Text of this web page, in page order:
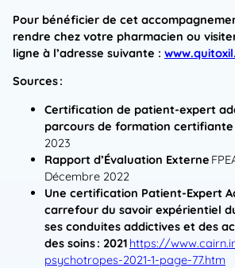
Pour bénéficier de cet
rendre chez votre pharmacien ou
ligne à l’adresse suivante :
Sources :
Certification de patient-expert
parcours de formation certifiante
2023
Rapport d’Évaluation Externe
Décembre 2022
Une certification Patient-Expert
carrefour du savoir expérientiel
ses conduites addictives et des
des soins : 2021 https://
psychotropes-2021-1-page-77.htm